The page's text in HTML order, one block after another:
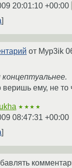
20:01:10 +00:00
от Myp3ik
концептуальнее.
веришь ему, не то
★★★★
08:47:31 +00:00